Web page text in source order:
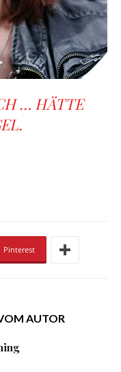
… HÄTTE
Pinterest
AUTOR